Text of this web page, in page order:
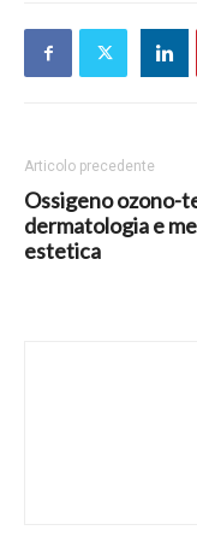
Articolo precedente
Ossigeno ozono-
dermatologia e
estetica